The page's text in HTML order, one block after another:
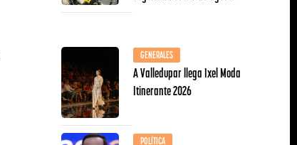
GENERALES
A Valledupar llega Ixel Moda
Itinerante 2026
POLÍTICA